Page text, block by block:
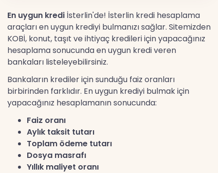
En uygun kredi İsterlin'de! İsterlin kredi hesaplama
araçları en uygun krediyi bulmanızı sağlar. Sitemizden
KOBİ, konut, taşıt ve ihtiyaç kredileri için yapacağınız
hesaplama sonucunda en uygun kredi veren
bankaları listeleyebilirsiniz.
Bankaların krediler için sunduğu faiz oranları
birbirinden farklıdır. En uygun krediyi bulmak için
yapacağınız hesaplamanın sonucunda:
Faiz oranı
Aylık taksit tutarı
Toplam ödeme tutarı
Dosya masrafı
Yıllık maliyet oranı